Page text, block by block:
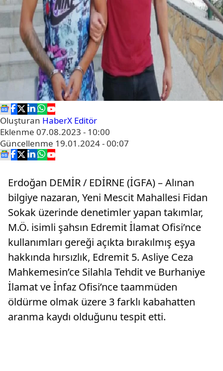
Oluşturan HaberX Editör
Eklenme 07.08.2023 - 10:00
Güncellenme 19.01.2024 - 00:07
Erdoğan DEMİR / EDİRNE (İGFA) – Alınan
bilgiye nazaran, Yeni Mescit Mahallesi Fidan
Sokak üzerinde denetimler yapan takımlar,
M.Ö. isimli şahsın Edremit İlamat Ofisi’nce
kullanımları gereği açıkta bırakılmış eşya
hakkında hırsızlık, Edremit 5. Asliye Ceza
Mahkemesin’ce Silahla Tehdit ve Burhaniye
İlamat ve İnfaz Ofisi’nce taammüden
öldürme olmak üzere 3 farklı kabahatten
aranma kaydı olduğunu tespit etti.